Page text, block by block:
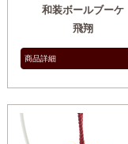
和装ボールブーケ
飛翔
商品詳細